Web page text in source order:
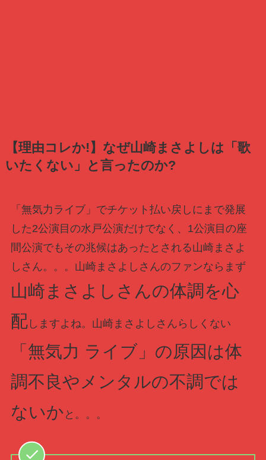
【理由コレか!】なぜ山崎まさよしは「歌
いたくない」と言ったのか?
「無気力ライブ」でチケット払い戻しにまで発展
した2公演目の水戸公演だけでなく、1公演目の座
間公演でもその兆候はあったとされる山崎まさよ
しさん。。。山崎まさよしさんのファンならまず
山崎まさよしさんの体調を心
配しますよね。山崎まさよしさんらしくない
「無気力 ライブ」の原因は体
調不良やメンタルの不調では
ないか と。。。